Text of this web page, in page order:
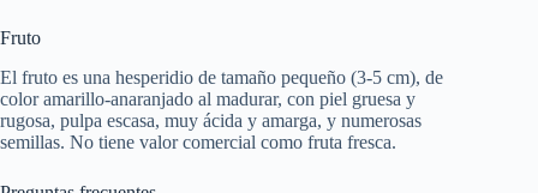
Fruto
El fruto es una hesperidio de tamaño pequeño (3-5 cm), de
color amarillo-anaranjado al madurar, con piel gruesa y
rugosa, pulpa escasa, muy ácida y amarga, y numerosas
semillas. No tiene valor comercial como fruta fresca.